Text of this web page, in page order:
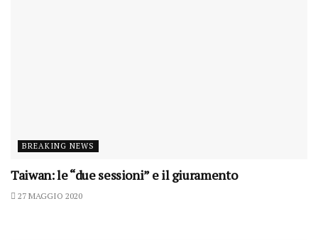
BREAKING NEWS
Taiwan: le “due sessioni” e il giuramento
27 MAGGIO 2020